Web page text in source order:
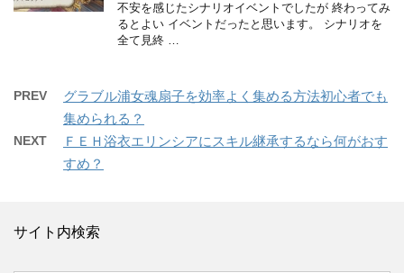
不安を感じたシナリオイベントでしたが 終わってみ
るとよい イベントだったと思います。 シナリオを
全て見終 …
PREV
グラブル浦女魂扇子を効率よく集める方法初心者でも
集められる？
NEXT
ＦＥＨ浴衣エリンシアにスキル継承するなら何がおす
すめ？
サイト内検索